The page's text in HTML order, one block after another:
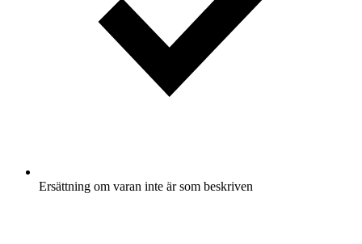
Ersättning om varan inte är som beskriven